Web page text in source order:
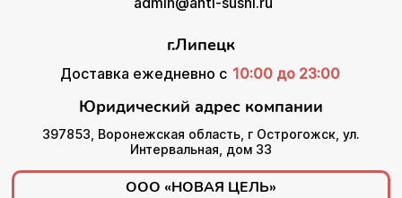
г.Липецк
Доставка ежедневно с 10:00 до 23:00
Юридический адрес компании
397853, Воронежская область, г Острогожск, ул.
Интервальная, дом 33
ООО «НОВАЯ ЦЕЛЬ»